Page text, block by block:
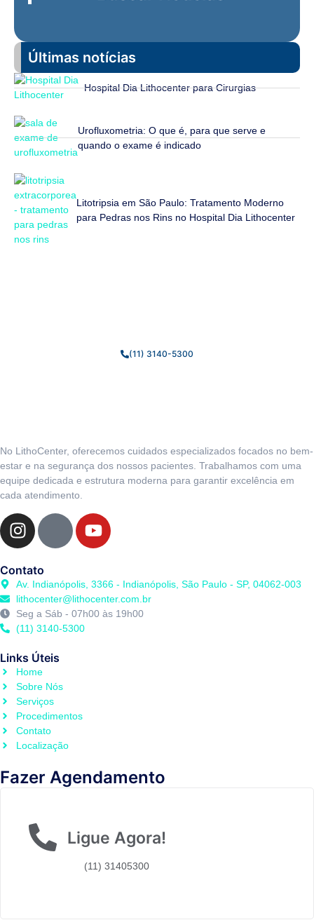
Últimas notícias
Hospital Dia Lithocenter para Cirurgias
Urofluxometria: O que é, para que serve e
quando o exame é indicado
Litotripsia em São Paulo: Tratamento Moderno
para Pedras nos Rins no Hospital Dia Lithocenter
(11) 3140-5300
No LithoCenter, oferecemos cuidados especializados focados no bem-
estar e na segurança dos nossos pacientes. Trabalhamos com uma
equipe dedicada e estrutura moderna para garantir excelência em
cada atendimento.
Contato
Av. Indianópolis, 3366 - Indianópolis, São Paulo - SP, 04062-003
lithocenter@lithocenter.com.br
Seg a Sáb - 07h00 às 19h00
(11) 3140-5300
Links Úteis
Home
Sobre Nós
Serviços
Procedimentos
Contato
Localização
Fazer Agendamento
Ligue Agora!
(11) 31405300